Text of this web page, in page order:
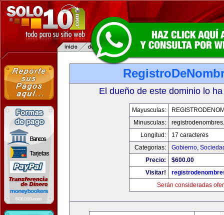
El dueño de este dominio lo
Mayusculas:
Minusculas:
Longitud:
17 caracteres
Categorias:
Gobierno,
Precio:
$600.00
Visitar!
Serán consideradas